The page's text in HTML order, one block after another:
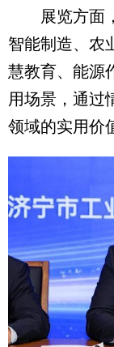
展览方面，
智能制造、农
慧教育、能源
用场景，通过
领域的实用价